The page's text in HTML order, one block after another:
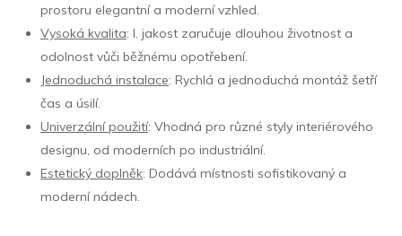
prostoru elegantní a moderní vzhled.
Vysoká kvalita: I. jakost zaručuje dlouhou životnost a
odolnost vůči běžnému opotřebení.
Jednoduchá instalace: Rychlá a jednoduchá montáž šetří
čas a úsilí.
Univerzální použití: Vhodná pro různé styly interiérového
designu, od moderních po industriální.
Estetický doplněk: Dodává místnosti sofistikovaný a
moderní nádech.